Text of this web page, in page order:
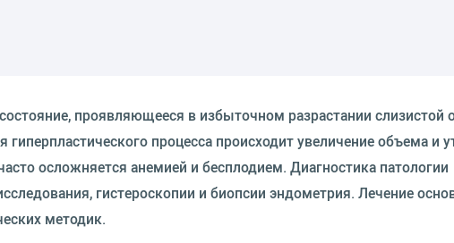
проявляющееся в избыточном разрастании слизистой
процесса происходит увеличение объема и
осложняется анемией и бесплодием. Диагностика патологии
гистероскопии и биопсии эндометрия. Лечение
методик.